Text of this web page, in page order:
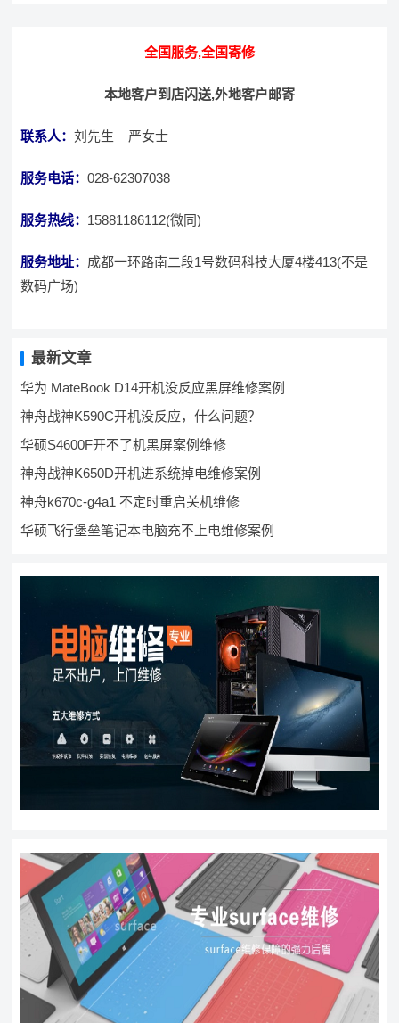
全国服务,全国寄修
本地客户到店闪送,外地客户邮寄
联系人：刘先生 严女士
服务电话：028-62307038
服务热线： 15881186112(微同)
服务地址： 成都一环路南二段1号数码科技大厦4楼413(不是
数码广场)
最新文章
华为 MateBook D14开机没反应黑屏维修案例
神舟战神K590C开机没反应，什么问题？
华硕S4600F开不了机黑屏案例维修
神舟战神K650D开机进系统掉电维修案例
神舟k670c-g4a1 不定时重启关机维修
华硕飞行堡垒笔记本电脑充不上电维修案例